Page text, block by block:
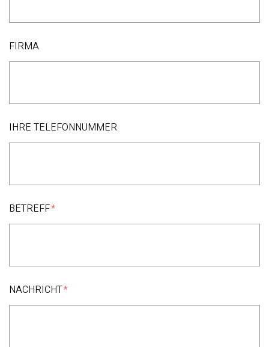
FIRMA
IHRE TELEFONNUMMER
BETREFF
NACHRICHT